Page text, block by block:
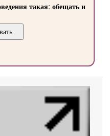
такая: обещать и